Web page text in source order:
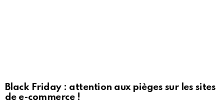
Black Friday : attention aux pièges sur les sites
de e-commerce !